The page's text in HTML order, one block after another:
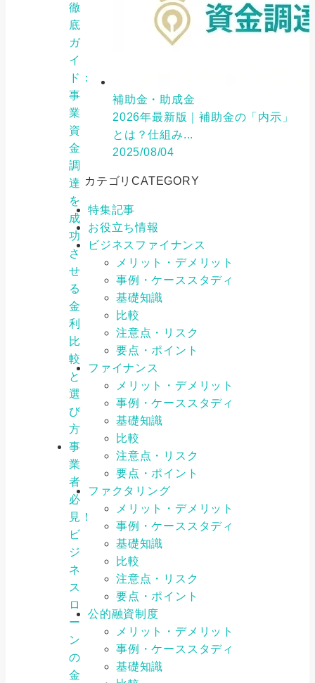
徹
底
ガ
イ
ド：
事
業
資
金
調
達
を
成
功
さ
せ
る
金
利
比
較
と
選
び
方
事
業
者
必
見！
ビ
ジ
ネ
ス
ロ
ー
ン
の
金
補助金・助成金
2026年最新版｜補助金の「内示」
とは？仕組み...
2025/08/04
カテゴリCATEGORY
特集記事
お役立ち情報
ビジネスファイナンス
メリット・デメリット
事例・ケーススタディ
基礎知識
比較
注意点・リスク
要点・ポイント
ファイナンス
メリット・デメリット
事例・ケーススタディ
基礎知識
比較
注意点・リスク
要点・ポイント
ファクタリング
メリット・デメリット
事例・ケーススタディ
基礎知識
比較
注意点・リスク
要点・ポイント
公的融資制度
メリット・デメリット
事例・ケーススタディ
基礎知識